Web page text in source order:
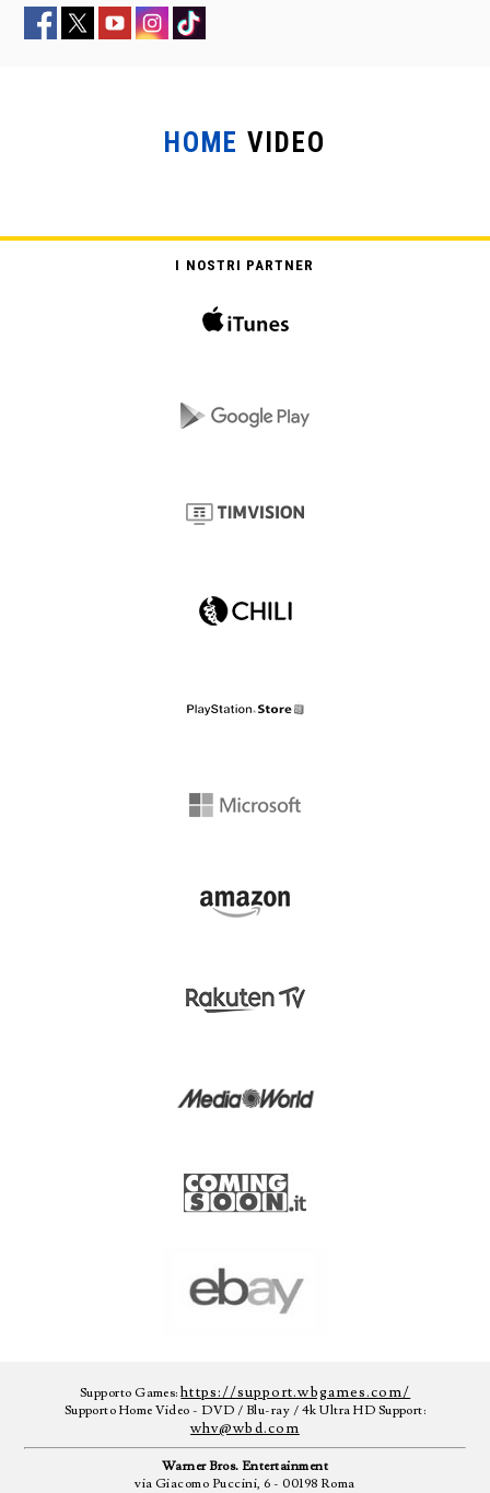
HOME VIDEO
I NOSTRI PARTNER
Supporto Games:https://support.wbgames.com/
Supporto Home Video - DVD / Blu-ray / 4k Ultra HD Support:
whv@wbd.com
Warner Bros. Entertainment
via Giacomo Puccini, 6 - 00198 Roma